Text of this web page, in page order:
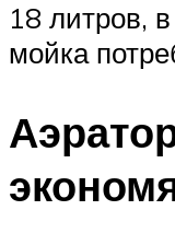
18 литров,
мойка